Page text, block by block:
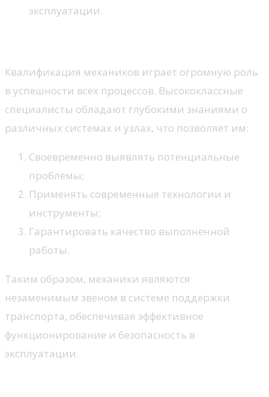
эксплуатации.
Квалификация механиков играет огромную роль
в успешности всех процессов. Высококлассные
специалисты обладают глубокими знаниями о
различных системах и узлах, что позволяет им:
Своевременно выявлять потенциальные
проблемы;
Применять современные технологии и
инструменты;
Гарантировать качество выполненной
работы.
Таким образом, механики являются
незаменимым звеном в системе поддержки
транспорта, обеспечивая эффективное
функционирование и безопасность в
эксплуатации.